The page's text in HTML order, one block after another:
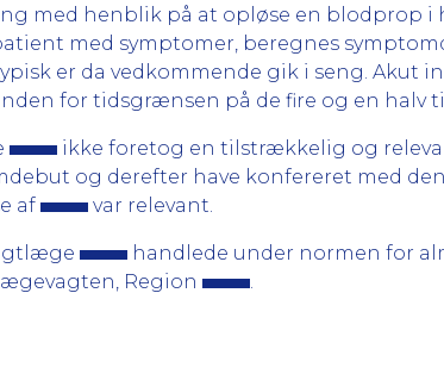
med henblik på at opløse en blodprop i
med symptomer, beregnes
er da vedkommende gik i seng. Akut
for tidsgrænsen på de fire og en halv
ikke foretog en tilstrækkelig og
og derefter have konfereret med
af
var relevant.
handlede under normen for
Region .